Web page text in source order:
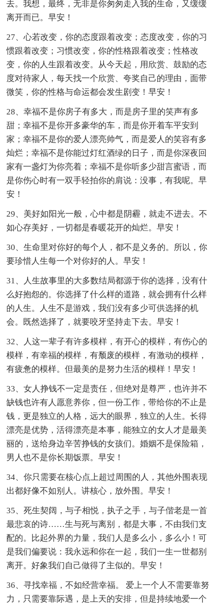
去。我想，最终，无非是你匆匆走入我的生命，又缓缓
离开而已。早安！
27、心若改变，你的态度跟着改变；态度改变，你的习
惯跟着改变；习惯改变，你的性格跟着改变；性格改
变，你的人生跟着改变。从今天起，用欣赏、鼓励的态
度对待家人，每天找一个欣赏、夸奖自己的理由，面带
微笑，你的性格与命运都会发生剧变！早安！
28、幸福不是你房子有多大，而是房子里的笑声有多
甜；幸福不是你开多豪华的车，而是你开着车平安到
家；幸福不是你的爱人漂亮帅气，而是爱人的笑容有多
灿烂；幸福不是你能过灯红酒绿的日子，而是你深夜回
家有一盏灯为你亮着；幸福不是你听多少甜言蜜语，而
是你伤心时有一双手轻拍你的肩说：没事，有我呢。早
安！
29、美好如阳光一般，心中都是阴霾，就走不进去。不
如心存美好，一切都是春暖花开的灿烂。早安！
30、生命里对你好的每个人，都不是义务的。所以，你
要珍惜人生每一个对你好的人。早安！
31、人生故事里的大多数结局都源于你的选择，没有什
么好抱怨的。你选择了什么样的道路，就会拥有什么样
的人生。人生不是游戏，我们没有多少可供选择的机
会。既然选择了，就要咬牙坚持走下去。早安！
32、人这一辈子有许多模样，有开心的模样，有伤心的
模样，有幸福的模样，有颓废的模样，有激动的模样，
有疲惫的模样。但最美的是努力生活的模样！早安！
33、女人挣钱不一定是责任，但绝对是尊严，也许并不
缺钱也许有人愿意养你，但一份工作，带给你的不止是
钱，更是独立的人格，远大的眼界，独立的人生。长得
漂亮是优势，活得漂亮是本事，能独立的女人才是最美
丽的，送给身边辛苦挣钱的女孩们。婚姻不是保险箱，
男人也不是你长期饭票。早安！
34、你只需要在核心点上超过周围的人，其他外围表现
出都好像不如别人。讲核心，放外围。早安！
35、死生契阔，与子相悦，执子之手，与子偕老是一首
最悲哀的诗……生与死与离别，都是大事，不由我们支
配的。比起外界的力量，我们人是多么小，多么小！可
是我们偏要说：我永远和你在一起，我们一生一世都别
离开。好象我们自己做得了主似的。早安！
36、寻找幸福，不如经营幸福。 爱上一个人不需要靠努
力，只需要靠际遇，是上天的安排，但是持续地爱一个